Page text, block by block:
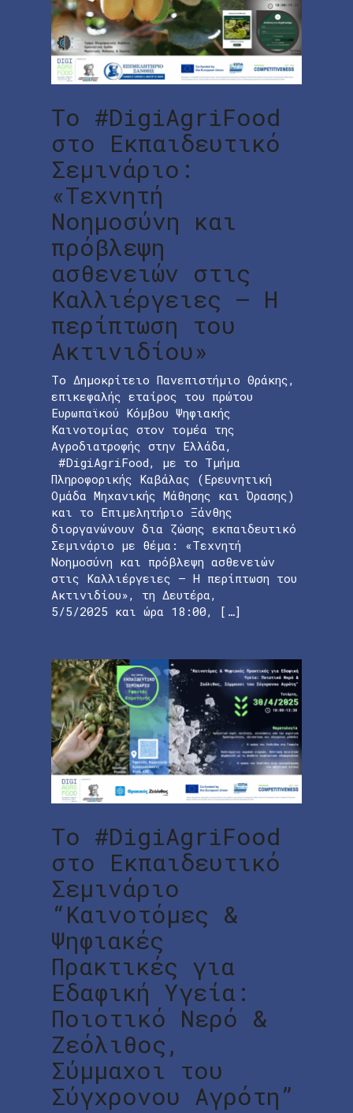
Το #DigiAgriFood
στο Εκπαιδευτικό
Σεμινάριο:
«Τεχνητή
Νοημοσύνη και
πρόβλεψη
ασθενειών στις
Καλλιέργειες – Η
περίπτωση του
Ακτινιδίου»
Το Δημοκρίτειο Πανεπιστήμιο Θράκης,
επικεφαλής εταίρος του πρώτου
Ευρωπαϊκού Κόμβου Ψηφιακής
Καινοτομίας στον τομέα της
Αγροδιατροφής στην Ελλάδα,
#DigiAgriFood, με το Τμήμα
Πληροφορικής Καβάλας (Ερευνητική
Ομάδα Μηχανικής Μάθησης και Όρασης)
και το Επιμελητήριο Ξάνθης
διοργανώνουν δια ζώσης εκπαιδευτικό
Σεμινάριο με θέμα: «Τεχνητή
Νοημοσύνη και πρόβλεψη ασθενειών
στις Καλλιέργειες – Η περίπτωση του
Ακτινιδίου», τη Δευτέρα,
5/5/2025 και ώρα 18:00, […]
Το #DigiAgriFood
στο Εκπαιδευτικό
Σεμινάριο
“Καινοτόμες &
Ψηφιακές
Πρακτικές για
Εδαφική Υγεία:
Ποιοτικό Νερό &
Ζεόλιθος,
Σύμμαχοι του
Σύγχρονου Αγρότη”